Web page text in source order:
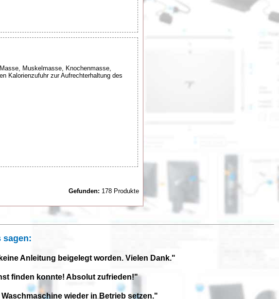
Muskelmasse, Knochenmasse,
Kalorienzufuhr zur Aufrechterhaltung des
Gefunden: 178 Produkte
sagen:
Anleitung beigelegt worden. Vielen Dank."
finden konnte! Absolut zufrieden!"
wieder in Betrieb setzen."